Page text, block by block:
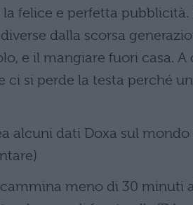
la felice e perfetta
dalla scorsa
e il mangiare fuori casa. A
ci si perde la testa perché
alcuni dati Doxa sul
meno di 30 minuti